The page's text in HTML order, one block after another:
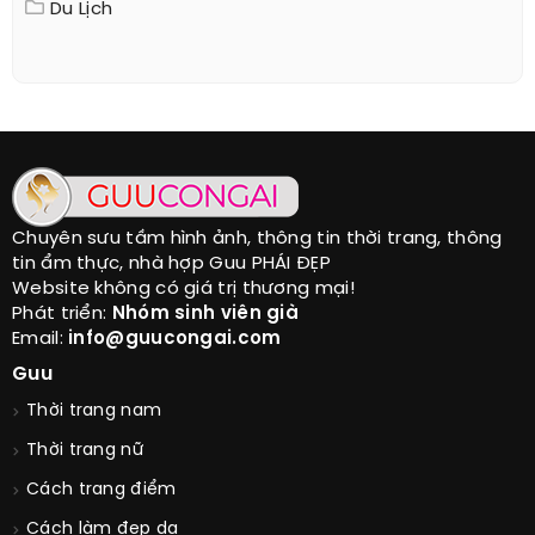
Du Lịch
Chuyên sưu tầm hình ảnh, thông tin thời trang, thông
tin ẩm thực, nhà hợp Guu PHÁI ĐẸP
Website không có giá trị thương mại!
Phát triển: Nhóm sinh viên già
Email: info@guucongai.com
Guu
Thời trang nam
Thời trang nữ
Cách trang điểm
Cách làm đẹp da